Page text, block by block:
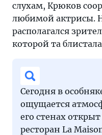
слухам, Крюков
любимой актрисы.
располагался
которой та
Сегодня в
ощущается
его стенах
ресторан La